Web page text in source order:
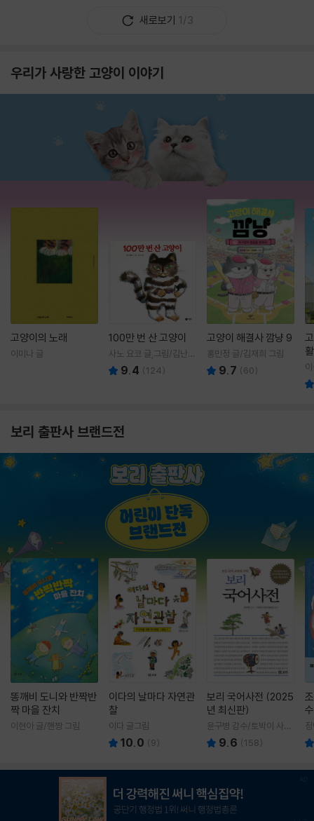
새로보기 1/3
우리가 사랑한 고양이 이야기
고양이의 노래
이미나 글
100만 번 산 고양이
사노 요코 글,그림/김난주
역 9.4 (124)
고양이 해결사 깜냥 9
홍민정 글/김재희 그림
9.7 (60)
보리 출판사 브랜드전
똥깨비 도니와 반짝반
짝 마을 잔치
이현아 글/핸짱 그림
이다의 날마다 자연관
찰
이다 글그림
10.0 (9)
보리 국어사전 (2025
년 최신판)
윤구병 감수/토박이 사전
편찬실 편
9.6 (158)